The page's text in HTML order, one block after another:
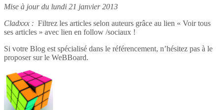
Mise à jour du lundi 21 janvier 2013
Cladxxx : Filtrez les articles selon auteurs grâce au lien « Voir tous
ses articles » avec lien en follow /sociaux !
Si votre Blog est spécialisé dans le référencement, n’hésitez pas à le
proposer sur le WeBBoard.